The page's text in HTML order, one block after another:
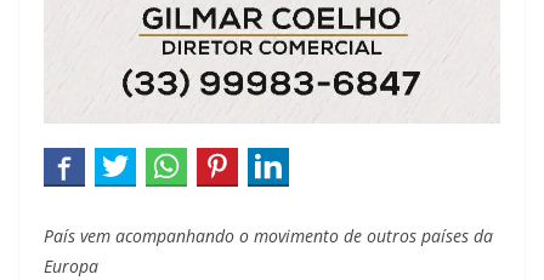
País vem acompanhando o movimento de outros países da
Europa